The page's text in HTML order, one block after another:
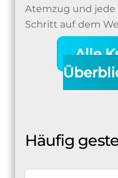
Atemzug und
Schritt auf dem
Alle
Häufig